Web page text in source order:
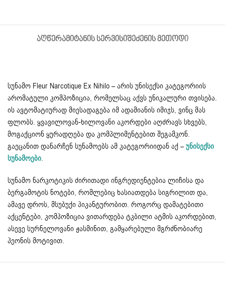
ᲐᲦᲬᲔᲠᲐᲛᲘᲢᲐᲜᲘᲡ ᲡᲔᲠᲕᲘᲡᲘᲨᲔᲫᲔᲜᲘᲡ ᲛᲔᲗᲝᲓᲘ
სუნამო Fleur Narcotique Ex Nihilo – არის უნისექსი კატეგორიის
არომატული კომპოზიცია, რომელსაც აქვს უნიკალური თვისება.
ის ავტომატიურად მიესადაგება იმ ადამიანის იმიჯს, ვინც მას
ფლობს. ყვავილოვან-ხილოვანი აკორდები აღძრავს სხვებს,
მოგაქციონ ყურადღება და კომპლიმენტებით შეგამკონ.
გაეცანით დანარჩენ სუნამოებს ამ კატეგორიიდან აქ – უნისექსი
სუნამოები.
სუნამო ნარკოტიკის ძირითადი ინგრედიენტებია ლიჩისა და
ბერგამოტის ნოტები, რომლებიც ხასიათდება სიგრილით და,
ამავე დროს, მსუბუქი პიკანტურობით. როგორც დამატებითი
აქცენტები, კომპოზიცია ვითარდება ტკბილი ატმის აკორდებით,
ასევე სურნელოვანი ჟასმინით, გამყარებული მგრძნობიარე
პეონის მოტივით.